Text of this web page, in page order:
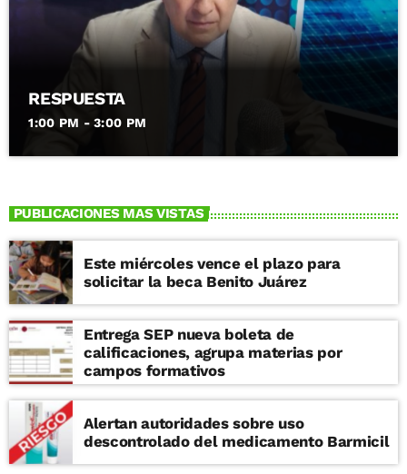
RESPUESTA
1:00 PM - 3:00 PM
PUBLICACIONES MAS VISTAS
Este miércoles vence el plazo para
solicitar la beca Benito Juárez
Entrega SEP nueva boleta de
calificaciones, agrupa materias por
campos formativos
Alertan autoridades sobre uso
descontrolado del medicamento Barmicil